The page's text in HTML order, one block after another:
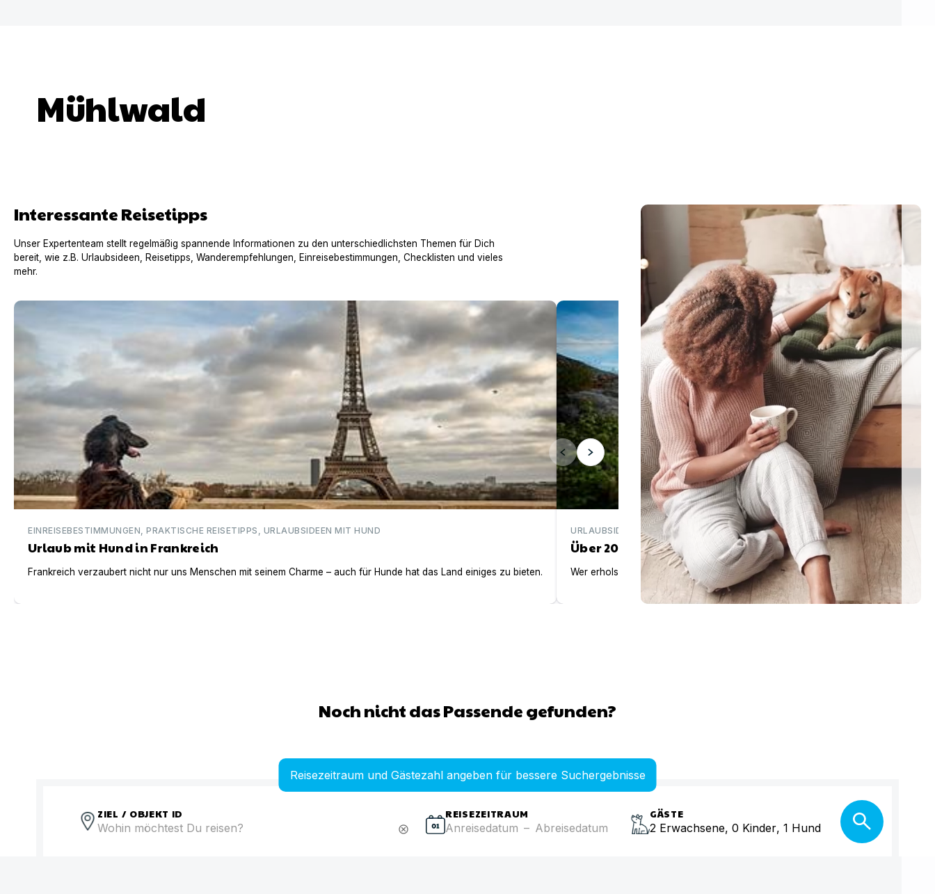
Mühlwald
Interessante Reisetipps
Unser Expertenteam stellt regelmäßig spannende Informationen zu den unterschiedlichsten Themen für Dich
bereit, wie z.B. Urlaubsideen, Reisetipps, Wanderempfehlungen, Einreisebestimmungen, Checklisten und vieles
mehr.
Urlaub mit Hund in Frankreich
EINREISEBESTIMMUNGEN, PRAKTISCHE REISETIPPS, URLAUBSIDEEN MIT HUND
Urlaub mit Hund in Frankreich
Frankreich verzaubert nicht nur uns Menschen mit seinem Charme – auch für Hunde hat das Land einiges zu bieten.
Über 200 eingezäunte Ferienhäuser: Für den perfekten Urlaub mit
URLAUBSIDEEN MIT HUND
Über 200 eingezäunte Ferienhäuser: Für den perfekten
Wer erholsame Urlaubstage mit Hund plant, findet auf top-hundeurlaub.de eine
Noch nicht das Passende gefunden?
Reisezeitraum und Gästezahl angeben für bessere Suchergebnisse
ZIEL / OBJEKT ID
cancel
REISEZEITRAUM
Anreisedatum – Abreisedatum
GÄSTE
2 Erwachsene, 0 Kinder, 1 Hund